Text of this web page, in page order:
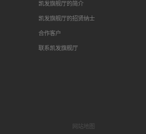
凯发旗舰厅的简介
凯发旗舰厅的招贤纳士
合作客户
联系凯发旗舰厅
网站地图